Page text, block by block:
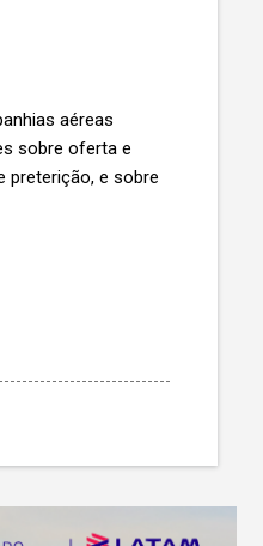
aéreas
sobre oferta e
preterição, e sobre